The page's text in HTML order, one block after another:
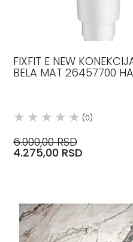
FIXFIT E NEW
BELA MAT 26457700
(0)
6.000,00 RSD
4.275,00 RSD